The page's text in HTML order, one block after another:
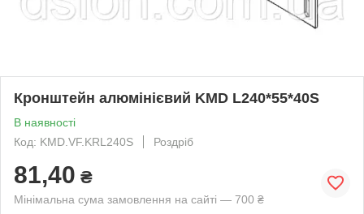
Кронштейн алюмінієвий KMD L240*55*40S
В наявності
Код: KMD.VF.KRL240S
Роздріб
81,40 ₴
Мінімальна сума замовлення на сайті — 700 ₴